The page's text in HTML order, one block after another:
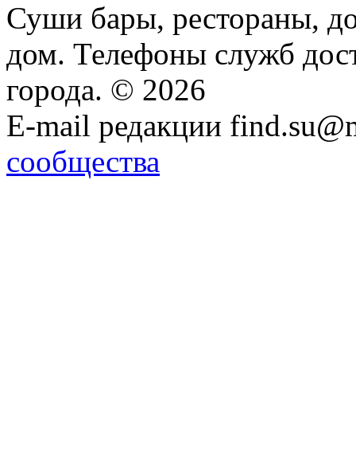
Суши бары, рестораны,
дом. Телефоны служб
города. © 2026
E-mail редакции
сообщества